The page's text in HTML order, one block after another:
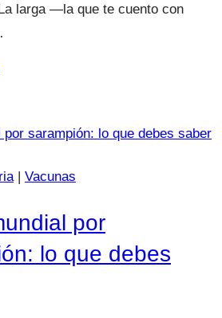
larga —la que te cuento con
| Vacunas
por
lo que debes